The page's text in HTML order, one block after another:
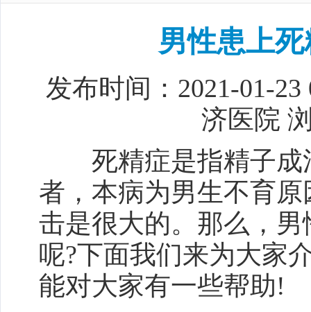
男性患上
发布时间：2021-01-
济医院
死精症是指精子成
者，本病为男生不育
击是很大的。那么，
呢?下面我们来为大家
能对大家有一些帮助!